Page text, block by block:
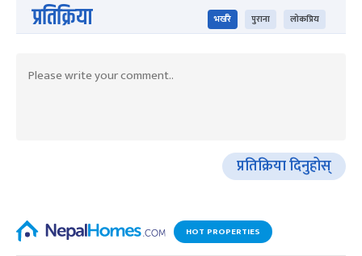
प्रतिक्रिया भर्खरै पुराना लोकप्रिय
प्रतिक्रिया दिनुहोस्
HOT PROPERTIES